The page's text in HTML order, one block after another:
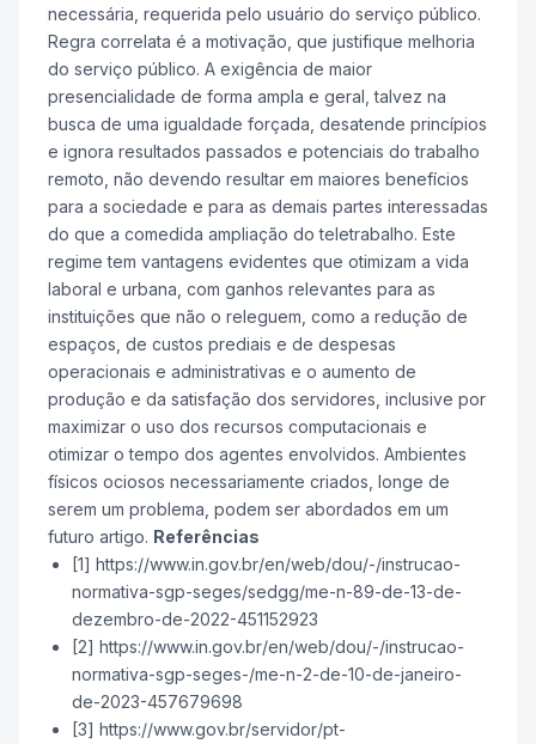
necessária, requerida pelo usuário do serviço público.
Regra correlata é a motivação, que justifique melhoria
do serviço público. A exigência de maior
presencialidade de forma ampla e geral, talvez na
busca de uma igualdade forçada, desatende princípios
e ignora resultados passados e potenciais do trabalho
remoto, não devendo resultar em maiores benefícios
para a sociedade e para as demais partes interessadas
do que a comedida ampliação do teletrabalho. Este
regime tem vantagens evidentes que otimizam a vida
laboral e urbana, com ganhos relevantes para as
instituições que não o releguem, como a redução de
espaços, de custos prediais e de despesas
operacionais e administrativas e o aumento de
produção e da satisfação dos servidores, inclusive por
maximizar o uso dos recursos computacionais e
otimizar o tempo dos agentes envolvidos. Ambientes
físicos ociosos necessariamente criados, longe de
serem um problema, podem ser abordados em um
futuro artigo. Referências
[1] https://www.in.gov.br/en/web/dou/-/instrucao-
normativa-sgp-seges/sedgg/me-n-89-de-13-de-
dezembro-de-2022-451152923
[2] https://www.in.gov.br/en/web/dou/-/instrucao-
normativa-sgp-seges-/me-n-2-de-10-de-janeiro-
de-2023-457679698
[3] https://www.gov.br/servidor/pt-